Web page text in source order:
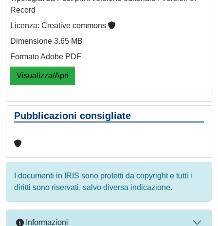
Record
Licenza: Creative commons
Dimensione 3.65 MB
Formato Adobe PDF
Visualizza/Apri
Pubblicazioni consigliate
I documenti in IRIS sono protetti da copyright e tutti i
diritti sono riservati, salvo diversa indicazione.
Informazioni